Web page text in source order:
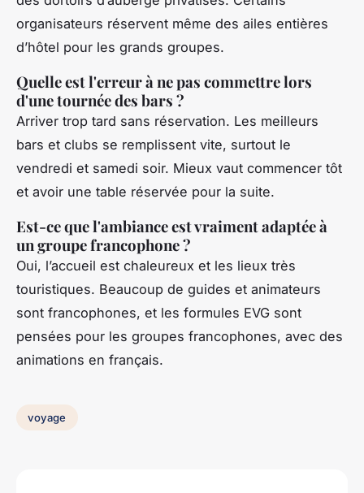
organisateurs réservent même des ailes entières
d’hôtel pour les grands groupes.
Quelle est l'erreur à ne pas commettre lors
d'une tournée des bars ?
Arriver trop tard sans réservation. Les meilleurs
bars et clubs se remplissent vite, surtout le
vendredi et samedi soir. Mieux vaut commencer tôt
et avoir une table réservée pour la suite.
Est-ce que l'ambiance est vraiment adaptée à
un groupe francophone ?
Oui, l’accueil est chaleureux et les lieux très
touristiques. Beaucoup de guides et animateurs
sont francophones, et les formules EVG sont
pensées pour les groupes francophones, avec des
animations en français.
voyage